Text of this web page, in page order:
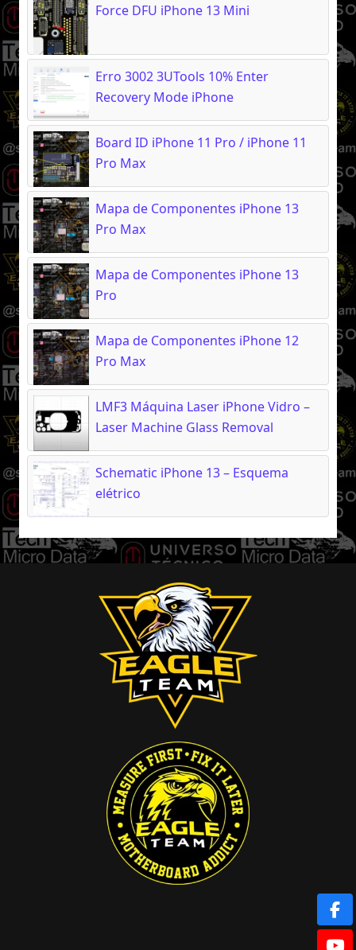
Force DFU iPhone 13 Mini
Erro 3002 3UTools 10% Enter
Recovery Mode iPhone
Board ID iPhone 11 Pro / iPhone 11
Pro Max
Mapa de Componentes iPhone 13
Pro Max
Mapa de Componentes iPhone 13
Pro
Mapa de Componentes iPhone 12
Pro Max
LMF3 Máquina Laser iPhone Vidro –
Laser Machine Glass Removal
Schematic iPhone 13 – Esquema
elétrico